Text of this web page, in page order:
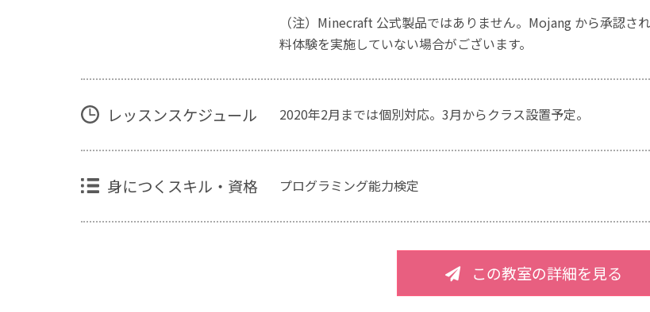
（注）Minecraft 公式製品ではありません。Mojang から承認
料体験を実施していない場合がございます。
レッスンスケジュール 2020年2月までは個別対応。3月からクラス設置予定。
身につくスキル・資格 プログラミング能力検定
この教室の詳細を見る